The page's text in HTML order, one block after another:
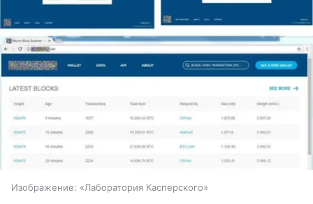
Изображение: «Лаборатория Касперского»